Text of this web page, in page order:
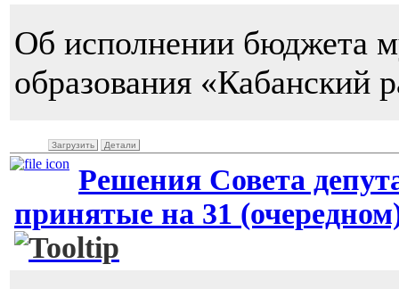
Об исполнении бюджета
образования «Кабанский
Загрузить Детали
Решения Совета
принятые на 31